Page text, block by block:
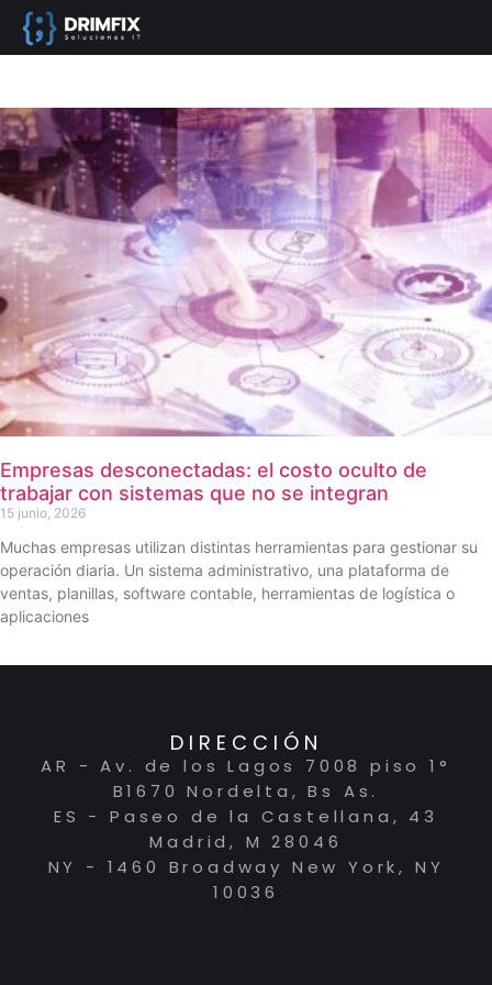
Empresas desconectadas: el costo oculto de
trabajar con sistemas que no se integran
15 junio, 2026
Muchas empresas utilizan distintas herramientas para gestionar su
operación diaria. Un sistema administrativo, una plataforma de
ventas, planillas, software contable, herramientas de logística o
aplicaciones
DIRECCIÓN
AR - Av. de los Lagos 7008 piso 1°
B1670 Nordelta, Bs As.
ES - Paseo de la Castellana, 43
Madrid, M 28046
NY - 1460 Broadway New York, NY
10036